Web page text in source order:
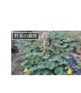
野菜の栽培